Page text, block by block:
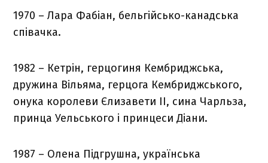
1970 – Лара Фабіан, бельгійсько-канадська
співачка.
1982 – Кетрін, герцогиня Кембриджська,
дружина Вільяма, герцога Кембриджського,
онука королеви Єлизавети II, сина Чарльза,
принца Уельського і принцеси Діани.
1987 – Олена Підгрушна, українська